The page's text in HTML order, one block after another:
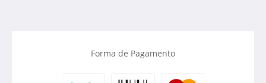
Forma de Pagamento